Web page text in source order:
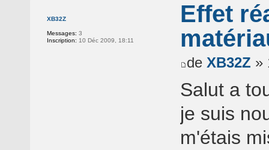
XB32Z
Messages: 3
Inscription: 10 Déc 2009, 18:11
Effet
de XB32Z »
Salut a
je suis
m'étais